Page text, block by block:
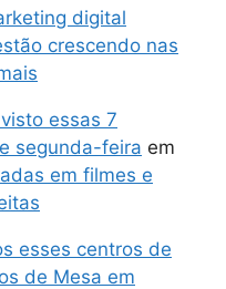
digital
crescendo nas
essas 7
segunda-feira em
em filmes e
esses centros de
de Mesa em